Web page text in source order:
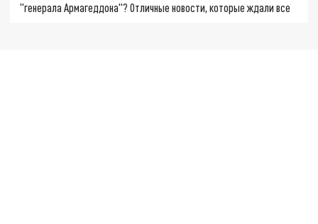
"генерала Армагеддона"? Отличные новости, которые ждали все